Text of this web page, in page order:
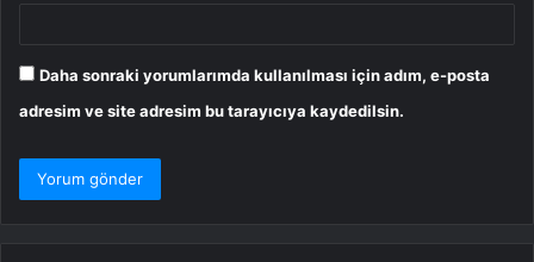
Daha sonraki yorumlarımda kullanılması için adım, e-posta
adresim ve site adresim bu tarayıcıya kaydedilsin.